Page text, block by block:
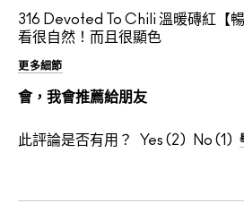
316 Devoted To Chili 溫暖磚紅【
看很自然！而且很顯色
更多細節
會，我會推薦給朋友
此評論是否有用？ 2 1